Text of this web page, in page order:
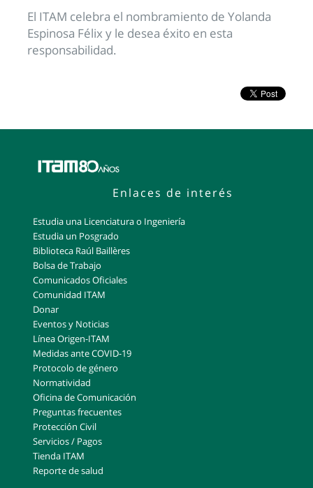
El ITAM celebra el nombramiento de Yolanda
Espinosa Félix y le desea éxito en esta
responsabilidad.
Enlaces de interés
Estudia una Licenciatura o Ingeniería
Estudia un Posgrado
Biblioteca Raúl Baillères
Bolsa de Trabajo
Comunicados Oficiales
Comunidad ITAM
Donar
Eventos y Noticias
Línea Origen-ITAM
Medidas ante COVID-19
Protocolo de género
Normatividad
Oficina de Comunicación
Preguntas frecuentes
Protección Civil
Servicios / Pagos
Tienda ITAM
Reporte de salud